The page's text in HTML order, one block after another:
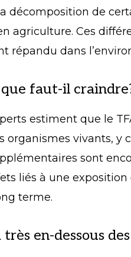
décomposition de
agriculture. Ces
répandu dans
faut-il
estiment que le
organismes vivants, y
sont
liés à une exposition
terme.
en-dessous